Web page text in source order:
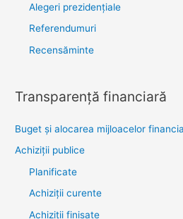
Alegeri prezidențiale
Referendumuri
Recensăminte
Transparenţă financiară
Buget și alocarea mijloacelor
Achiziţii publice
Planificate
Achiziții curente
Achiziții finisate